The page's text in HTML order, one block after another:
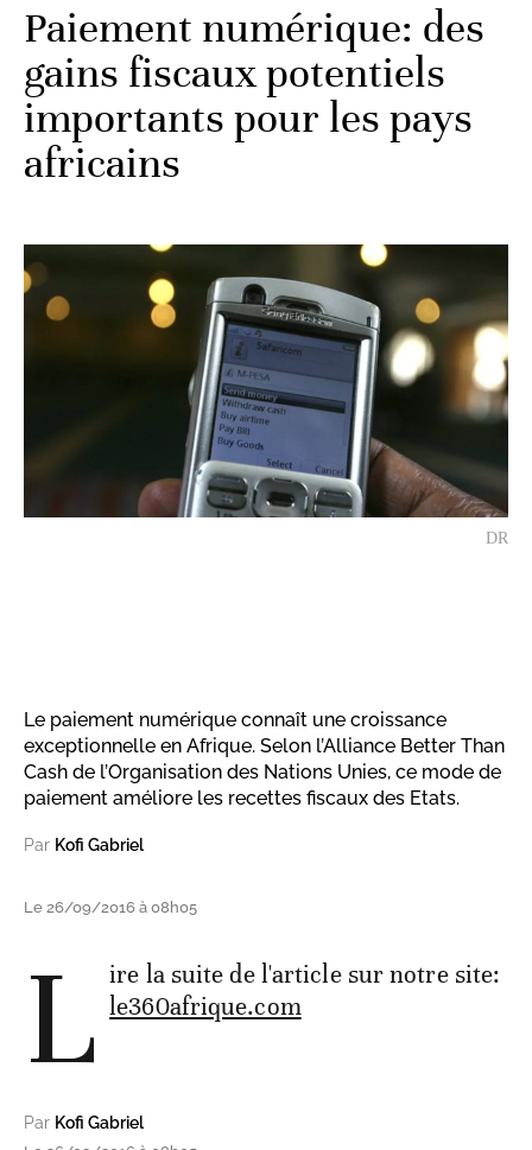
Paiement numérique: des
gains fiscaux potentiels
importants pour les pays
africains
DR
Le paiement numérique connaît une croissance
exceptionnelle en Afrique. Selon l’Alliance Better Than
Cash de l’Organisation des Nations Unies, ce mode de
paiement améliore les recettes fiscaux des Etats.
Par Kofi Gabriel
Le 26/09/2016 à 08h05
L ire la suite de l'article sur notre site:
le360afrique.com
Par Kofi Gabriel